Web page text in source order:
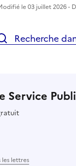
le 03 juillet 2026 -
Recherche
Service
lettres